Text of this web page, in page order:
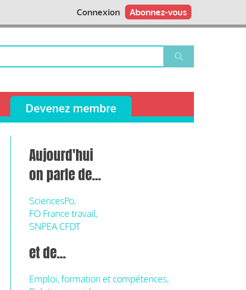
Abonnez-vous
Connexion
Devenez membre
Aujourd'hui
on parle de...
SciencesPo,
FO France travail,
SNPEA CFDT
et de...
Emploi, formation et compétences,